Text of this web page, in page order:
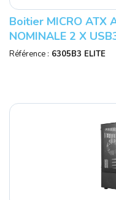
Boitier MICRO ATX
NOMINALE 2 X
Référence : 6305B3 ELITE